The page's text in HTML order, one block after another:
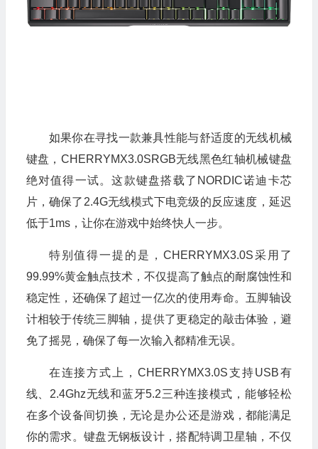
如果你在寻找一款兼具性能与舒适度的无线机械
键盘，CHERRYMX3.0SRGB无线黑色红轴机械键盘
绝对值得一试。这款键盘搭载了NORDIC诺迪卡芯
片，确保了2.4G无线模式下电竞级的反应速度，延迟
低于1ms，让你在游戏中始终快人一步。
特别值得一提的是，CHERRYMX3.0S采用了
99.99%黄金触点技术，不仅提高了触点的耐腐蚀性和
稳定性，还确保了超过一亿次的使用寿命。五脚轴设
计相较于传统三脚轴，提供了更稳定的敲击体验，避
免了摇晃，确保了每一次输入都精准无误。
在连接方式上，CHERRYMX3.0S支持USB有
线、2.4Ghz无线和蓝牙5.2三种连接模式，能够轻松
在多个设备间切换，无论是办公还是游戏，都能满足
你的需求。键盘无钢板设计，搭配特调卫星轴，不仅